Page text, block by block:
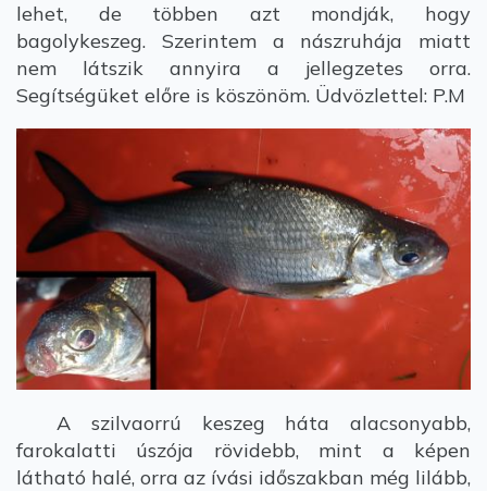
lehet, de többen azt mondják, hogy
bagolykeszeg. Szerintem a nászruhája miatt
nem látszik annyira a jellegzetes orra.
Segítségüket előre is köszönöm. Üdvözlettel: P.M
A szilvaorrú keszeg háta alacsonyabb,
farokalatti úszója rövidebb, mint a képen
látható halé, orra az ívási időszakban még lilább,